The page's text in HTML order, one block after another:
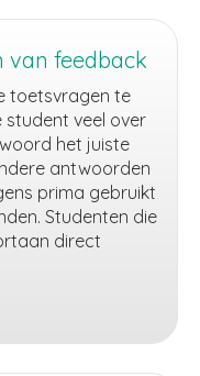
van feedback
toetsvragen te
student veel over
het juiste
antwoorden
prima gebruikt
Studenten die
direct